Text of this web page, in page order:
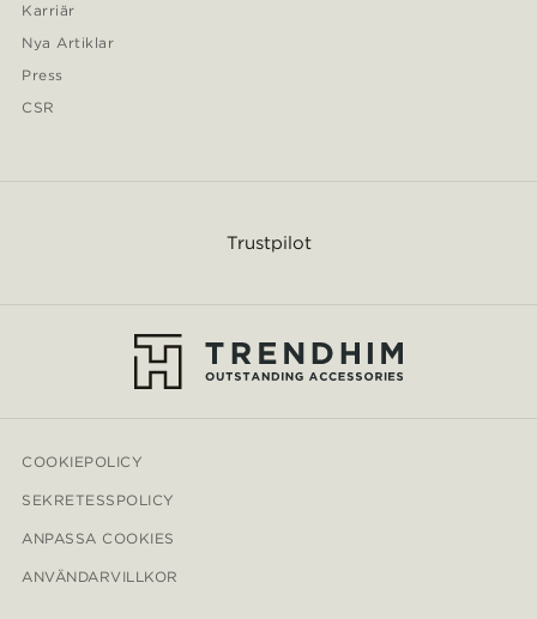
Karriär
Nya Artiklar
Press
CSR
Trustpilot
COOKIEPOLICY
SEKRETESSPOLICY
ANPASSA COOKIES
ANVÄNDARVILLKOR